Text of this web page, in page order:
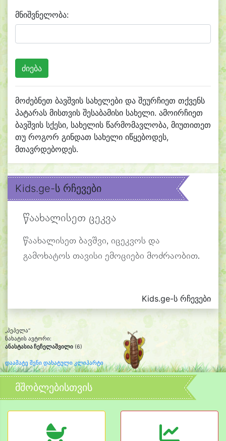
მნიშვნელობა:
მოძებნეთ ბავშვის სახელები და შეურჩიეთ თქვენს
პატარას მისთვის შესაბამისი სახელი. ამოირჩიეთ
ბავშვის სქესი, სახელის წარმომავლობა, მიუთითეთ
თუ როგორ გინდათ სახელი იწყებოდეს,
მთავრდებოდეს.
Kids.ge-ს რჩევები
წაახალისეთ ცეკვა
წაახალისეთ ბავშვი, იცეკვოს და
გამოხატოს თავისი ემოციები მოძრაობით.
Kids.ge-ს რჩევები
„პეპელა“
ნახატის ავტორი:
ანასტასია ჩეჩელაშვილი (6)
დაამატე შენი დახატული კლიპარტი
მშობლებისთვის